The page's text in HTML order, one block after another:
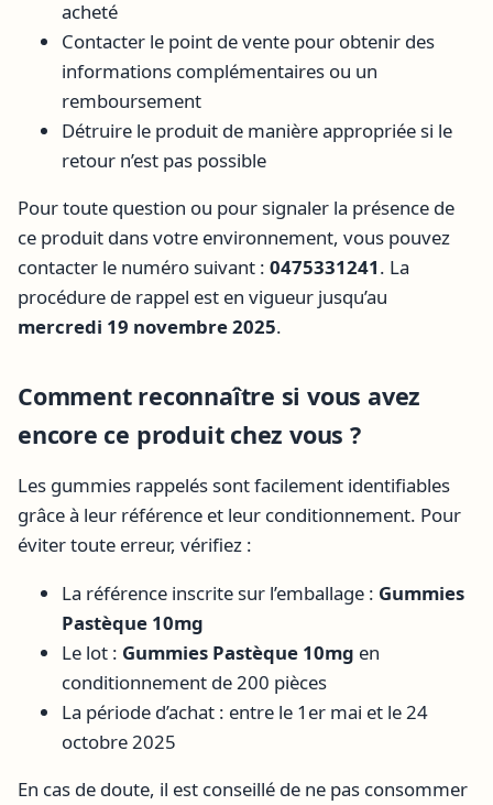
acheté
Contacter le point de vente pour obtenir des
informations complémentaires ou un
remboursement
Détruire le produit de manière appropriée si le
retour n’est pas possible
Pour toute question ou pour signaler la présence de
ce produit dans votre environnement, vous pouvez
contacter le numéro suivant : 0475331241. La
procédure de rappel est en vigueur jusqu’au
mercredi 19 novembre 2025.
Comment reconnaître si vous avez
encore ce produit chez vous ?
Les gummies rappelés sont facilement identifiables
grâce à leur référence et leur conditionnement. Pour
éviter toute erreur, vérifiez :
La référence inscrite sur l’emballage : Gummies
Pastèque 10mg
Le lot : Gummies Pastèque 10mg en
conditionnement de 200 pièces
La période d’achat : entre le 1er mai et le 24
octobre 2025
En cas de doute, il est conseillé de ne pas consommer